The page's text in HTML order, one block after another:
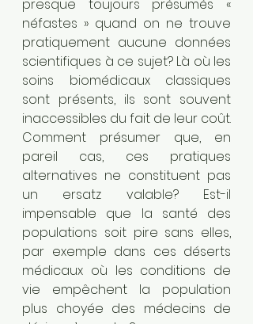
presque toujours présumés «
néfastes » quand on ne trouve
pratiquement aucune données
scientifiques à ce sujet? Là où les
soins biomédicaux classiques
sont présents, ils sont souvent
inaccessibles du fait de leur coût.
Comment présumer que, en
pareil cas, ces pratiques
alternatives ne constituent pas
un ersatz valable? Est-il
impensable que la santé des
populations soit pire sans elles,
par exemple dans ces déserts
médicaux où les conditions de
vie empêchent la population
plus choyée des médecins de